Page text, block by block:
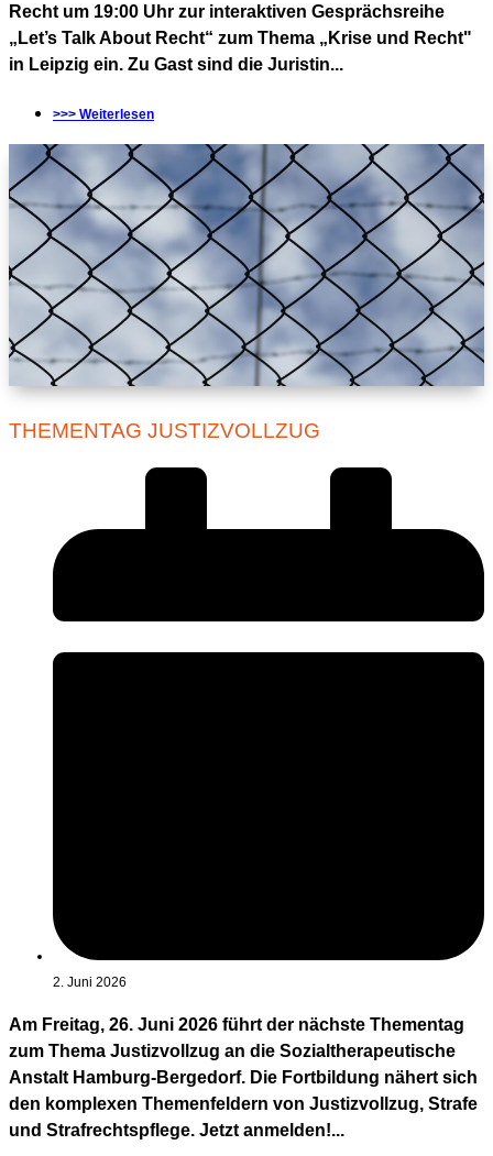
Recht um 19:00 Uhr zur interaktiven Gesprächsreihe
„Let’s Talk About Recht“ zum Thema „Krise und Recht"
in Leipzig ein. Zu Gast sind die Juristin...
>>> Weiterlesen
THEMENTAG JUSTIZVOLLZUG
2. Juni 2026
Am Freitag, 26. Juni 2026 führt der nächste Thementag
zum Thema Justizvollzug an die Sozialtherapeutische
Anstalt Hamburg-Bergedorf. Die Fortbildung nähert sich
den komplexen Themenfeldern von Justizvollzug, Strafe
und Strafrechtspflege. Jetzt anmelden!...